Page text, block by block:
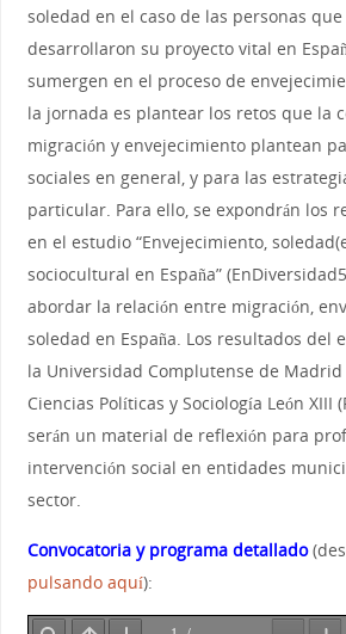
soledad en el caso de las personas
desarrollaron su proyecto vital en
sumergen en el proceso de
la jornada es plantear los retos que la
migración y envejecimiento plantean
sociales en general, y para las
particular. Para ello, se expondrán los
en el estudio “Envejecimiento,
sociocultural en España”
abordar la relación entre migración,
soledad en España. Los resultados del
la Universidad Complutense de Madrid
Ciencias Políticas y Sociología León XIII
serán un material de reflexión para
intervención social en entidades
sector.
Convocatoria y programa detallado
pulsando aquí):